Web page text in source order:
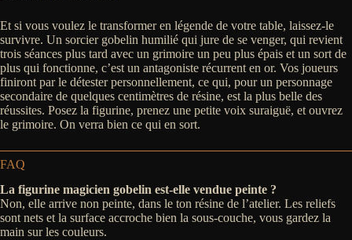
Et si vous voulez le transformer en légende de votre table, laissez-le
survivre. Un sorcier gobelin humilié qui jure de se venger, qui revient
trois séances plus tard avec un grimoire un peu plus épais et un sort de
plus qui fonctionne, c’est un antagoniste récurrent en or. Vos joueurs
finiront par le détester personnellement, ce qui, pour un personnage
secondaire de quelques centimètres de résine, est la plus belle des
réussites. Posez la figurine, prenez une petite voix suraiguë, et ouvrez
le grimoire. On verra bien ce qui en sort.
FAQ
La figurine magicien gobelin est-elle vendue peinte ?
Non, elle arrive non peinte, dans le ton résine de l’atelier. Les reliefs
sont nets et la surface accroche bien la sous-couche, vous gardez la
main sur les couleurs.